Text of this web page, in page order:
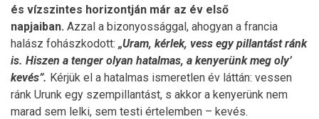
és vízszintes horizontján már az év első
napjaiban. Azzal a bizonyossággal, ahogyan a francia
halász fohászkodott: „Uram, kérlek, vess egy pillantást ránk
is. Hiszen a tenger olyan hatalmas, a kenyerünk meg oly’
kevés”. Kérjük el a hatalmas ismeretlen év láttán: vessen
ránk Urunk egy szempillantást, s akkor a kenyerünk nem
marad sem lelki, sem testi értelemben – kevés.